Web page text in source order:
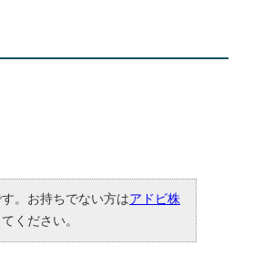
。お持ちでない方はアドビ株
ください。